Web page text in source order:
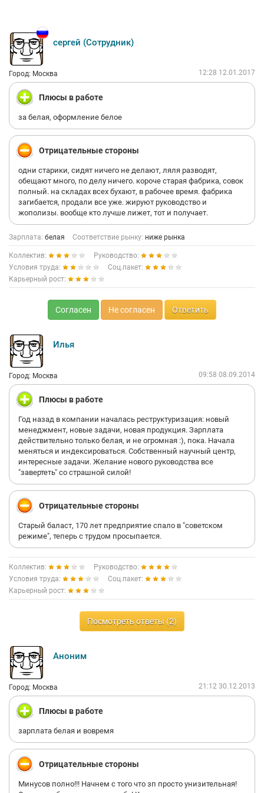
Кроме
ЧОПа Барабанов еще и на фабрике числиться, тоже деньги
получает
и все мало. Работник он видно ценный, в запои уходит
регулярно
после празников, несколько дней выйти не может.Там ему
Украинцы
помогают перемещатся от одной бабы к другой. Когда
работает Дед морозом сам носится по городу с подарками
милиции. Впечатление, что фабрика погрязла в криминале и
если
Было бы смешно, если б не было так грусно. Если директор
безопасности алкоголик это тяжело но терпимо, а Украинцы в
ЧОП
это нарушение закона и штраф
сергей (Сотрудник)
Город: Москва 12:28 12.01.2017
Плюсы в работе
за белая, оформление белое
Отрицательные стороны
одни старики, сидят ничего не делают, ляля разводят,
обещают много, по делу ничего. короче старая фабрика, совок
полный. на складах всех бухают, в рабочее время. фабрика
загибается, продали все уже. жируют руководство и
жополизы. вообще кто лучше лижет, тот и получает.
Зарплата: белая Соответствие рынку: ниже рынка
Коллектив:
Руководство:
Условия труда:
Соц.пакет:
Карьерный рост:
Согласен Не согласен Ответить
Илья
Город: Москва 09:58 08.09.2014
Плюсы в работе
Год назад в компании началась реструктуризация: новый
менеджмент, новые задачи, новая продукция. Зарплата
действительно только белая, и не огромная :), пока. Начала
меняться и индексироваться. Собственный научный центр,
интересные задачи. Желание нового руководства все
"завертеть" со страшной силой!
Отрицательные стороны
Старый баласт, 170 лет предприятие спало в "советском
режиме", теперь с трудом просыпается.
Коллектив:
Руководство:
Условия труда:
Соц.пакет:
Карьерный рост:
Посмотреть ответы (2)
Аноним
Город: Москва 21:12 30.12.2013
Плюсы в работе
зарплата белая и вовремя
Отрицательные стороны
Минусов полно!!! Начнем с того что зп просто унизительная!